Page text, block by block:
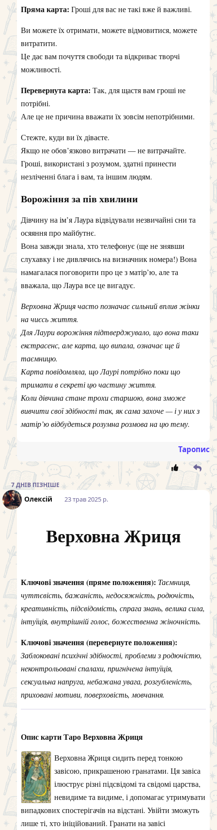
Пряма карта: Гроші для вас не такі вже й важливі.
Ви можете їх отримати, можете відмовитися, можете
витратити.
Це дає вам почуття свободи та відкриває творчі
можливості.
Перевернута карта: Так, для щастя вам гроші не
потрібні.
Але це не причина вважати їх зовсім непотрібними.
Стежте, куди ви їх діваєте.
Якщо не обов’язково витрачати — не витрачайте.
Гроші, використані з розумом, здатні принести
незліченні блага і вам, та іншим людям.
Ворожіння за пів хвилини
Дівчину на ім’я Лаура відвідували незвичайні сни та
осяяння про майбутнє.
Вона завжди знала, хто телефонує (ще не знявши
слухавку і не дивлячись на визначник номера!) Вона
намагалася поговорити про це з матір’ю, але та
вважала, що Лаура все це вигадує.
Верховна Жриця часто позначає сильний вплив жінки
на чиєсь життя.
Для Лаури ворожіння підтверджувало, що вона таки
екстрасенс, але карта, що випала, означає ще й
таємницю.
Карта повідомляла, що Лаурі потрібно поки що
тримати в секреті цю частину життя.
Коли дівчина стане трохи старшою, вона зможе
вивчити свої здібності так, як сама захоче — і у них з
матір’ю відбудеться розумна розмова на цю тему.
Таропис
7 ДНІВПІЗНІШЕ
Олексій 23 трав 2025 р.
Верховна Жриця
Ключові значення (пряме положення): Таємниця,
чуттєвість, бажаність, недосяжність, родючість,
креативність, підсвідомість, спрага знань, велика сила,
інтуїція, внутрішній голос, божественна жіночність.
Ключові значення (перевернуте положення):
Заблоковані психічні здібності, проблеми з родючістю,
неконтрольовані спалахи, пригнічена інтуїція,
сексуальна напруга, небажана увага, розгубленість,
приховані мотиви, поверховість, мовчання.
Опис карти Таро Верховна Жриця
Верховна Жриця сидить перед тонкою
завісою, прикрашеною гранатами. Ця завіса
ілюструє різні підсвідомі та свідомі царства,
невидиме та видиме, і допомагає утримувати
випадкових спостерігачів на відстані. Увійти зможуть
лише ті, хто ініційований. Гранати на завісі